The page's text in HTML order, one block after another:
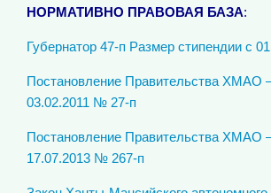
НОРМАТИВНО ПРАВОВАЯ БАЗА:
Губернатор 47-п Размер стипендии с
Постановление Правительства
03.02.2011 № 27-п
Постановление Правительства
17.07.2013 № 267-п